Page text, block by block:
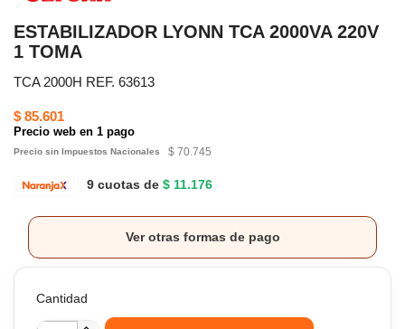
ESTABILIZADOR LYONN TCA 2000VA 220V
1 TOMA
TCA 2000H REF. 63613
$ 85.601
Precio web en 1 pago
Precio sin Impuestos Nacionales $ 70.745
9 cuotas de $ 11.176
Ver otras formas de pago
Cantidad